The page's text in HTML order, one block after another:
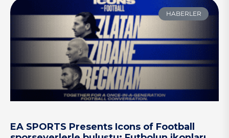
HABERLER
EA SPORTS Presents Icons of Football